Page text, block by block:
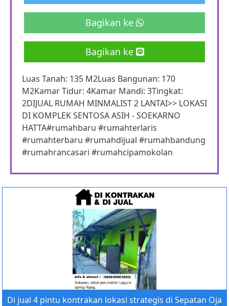
Bagikan ke
Bagikan ke
Luas Tanah: 135 M2Luas Bangunan: 170
M2Kamar Tidur: 4Kamar Mandi: 3Tingkat:
2DIJUAL RUMAH MINMALIST 2 LANTAI>> LOKASI
DI KOMPLEK SENTOSA ASIH - SOEKARNO
HATTA#rumahbaru #rumahterlaris
#rumahterbaru #rumahdijual #rumahbandung
#rumahrancasari #rumahcipamokolan
Di jual 4 pintu kontrakan lokasi strategis di Sepatan Oja